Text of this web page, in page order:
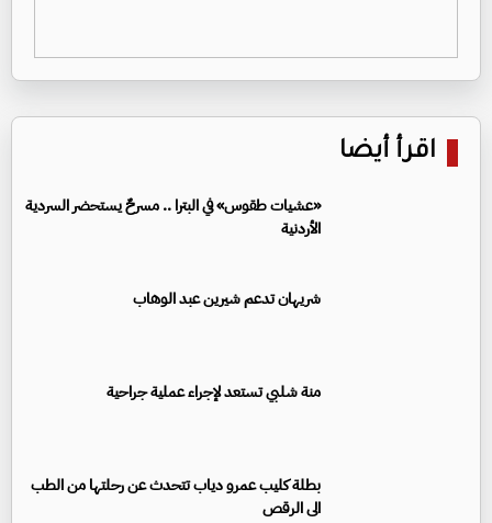
اقرأ أيضا
«عشيات طقوس» في البترا .. مسرحٌ يستحضر السردية
الأردنية
شريهان تدعم شيرين عبد الوهاب
منة شلبي تستعد لإجراء عملية جراحية
بطلة كليب عمرو دياب تتحدث عن رحلتها من الطب
الى الرقص